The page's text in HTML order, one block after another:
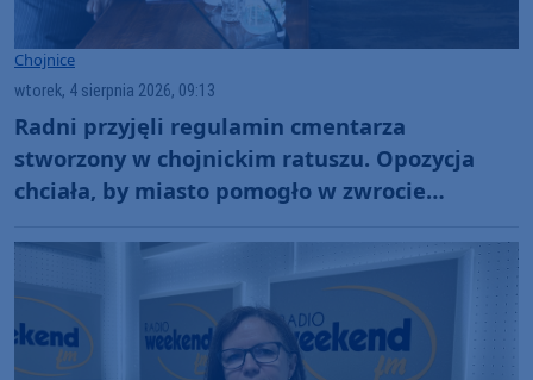
Chojnice
wtorek, 4 sierpnia 2026, 09:13
Radni przyjęli regulamin cmentarza
stworzony w chojnickim ratuszu. Opozycja
chciała, by miasto pomogło w zwrocie